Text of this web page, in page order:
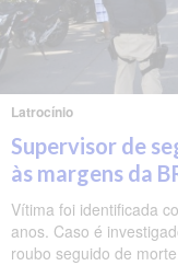
Latrocínio
Supervisor de
às margens da
Vítima foi identificada
anos. Caso é
roubo seguido de